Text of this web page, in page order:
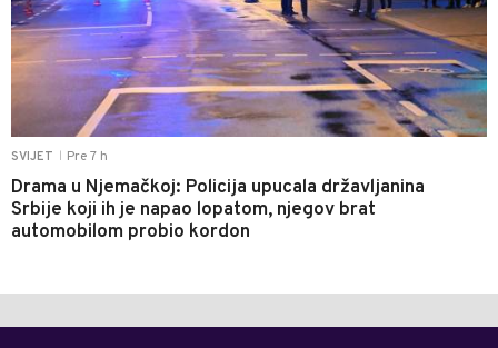
SVIJET Pre 7 h
Drama u Njemačkoj: Policija upucala državljanina
Srbije koji ih je napao lopatom, njegov brat
automobilom probio kordon